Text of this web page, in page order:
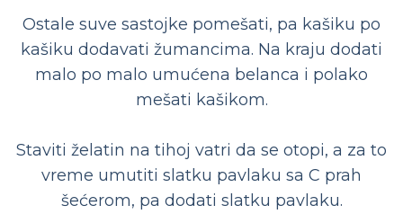
Ostale suve sastojke pomešati, pa kašiku po
kašiku dodavati žumancima. Na kraju dodati
malo po malo umućena belanca i polako
mešati kašikom.
Staviti želatin na tihoj vatri da se otopi, a za to
vreme umutiti slatku pavlaku sa C prah
šećerom, pa dodati slatku pavlaku.